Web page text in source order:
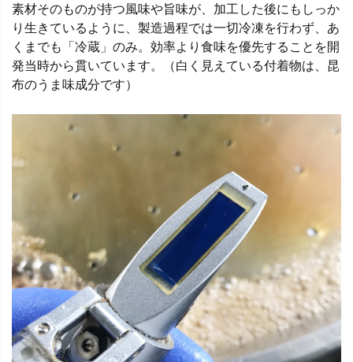
素材そのものが持つ風味や旨味が、加工した後にもしっか
り生きているように、製造過程では一切冷凍を行わず、あ
くまでも「冷蔵」のみ。効率より食味を優先することを開
発当時から貫いています。（白く見えている付着物は、昆
布のうま味成分です）